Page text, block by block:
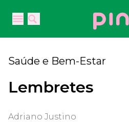
Open main menu
Open main menu
Your
Saúde e Bem-Estar
Lembretes
Adriano Justino